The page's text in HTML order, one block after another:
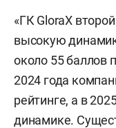
«ГК GloraX
высокую
около 55 баллов
2024 года
рейтинге, а в
динамике.